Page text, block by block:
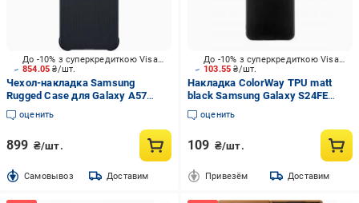
854.05₴/шт.
До -10% з суперкредиткою Visa Вигода
Чехол-накладка Samsung
Rugged Case для Galaxy A57
Black (EF-RA576CBEGWW)
оценить
899 ₴/шт.
Cамовывоз Доставим
103.55₴/шт.
До -10% з суперкредиткою Visa Вигода
Накладка ColorWay TPU matt
black Samsung Galaxy S24FE
(CW-CTMSG721-BK)
оценить
109 ₴/шт.
Привезём Доставим